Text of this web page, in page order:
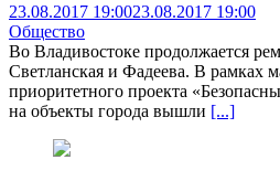
23.08.2017 19:0023.08.2017 19:00
Общество
Во Владивостоке продолжается
Светланская и Фадеева. В рамках
приоритетного проекта
на объекты города вышли [...]